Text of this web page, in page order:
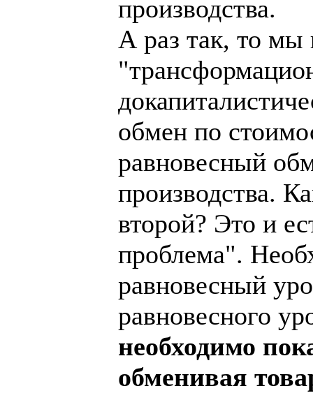
производства.
А раз так, то мы
обмен по
равновесный
производства.
второй? Это и
проблема".
равновесный
равновесного
необходимо
обменивая